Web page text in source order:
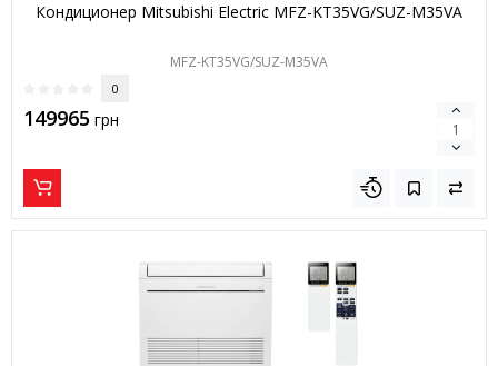
Кондиционер Mitsubishi Electric MFZ-KT35VG/SUZ-M35VA
MFZ-KT35VG/SUZ-M35VA
0
149965 грн